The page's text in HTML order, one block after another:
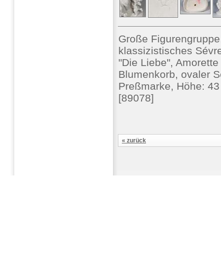
Große
klassizistisches
"Die Liebe",
Blumenkorb, ovaler
Preßmarke, Höhe:
[89078]
« zurück